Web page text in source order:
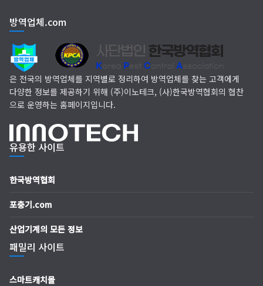
(주)다잘방역
방역업체.com
은 전국의 방역업체를 지역별로 정리하여 방역업체를 찾는 고객에게
다양한 정보를 제공하기 위해 (주)이노테크, (사)한국방역협회의 협찬
으로 운영하는 홈페이지입니다.
유용한 사이트
한국방역협회
포충기.com
산업기계의 모든 정보
패밀리 사이트
스마트캐치몰